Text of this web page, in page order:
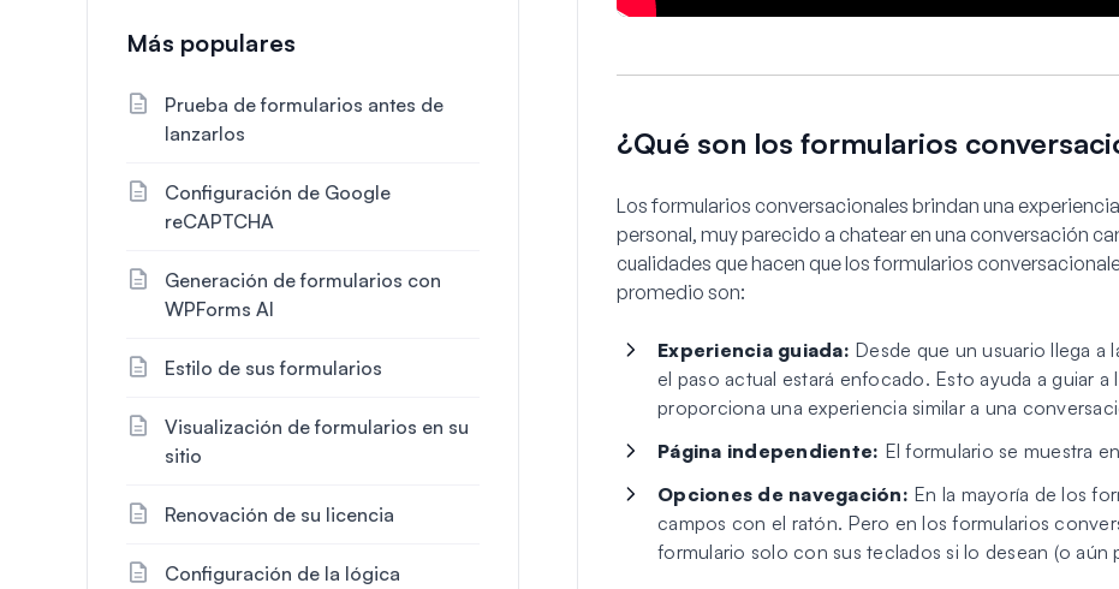
¿Qué son los formularios
Los formularios conversacionales brindan una
personal, muy parecido a chatear en una conversación
cualidades que hacen que los formularios
promedio son:
Experiencia guiada: Desde que un usuario llega a
el paso actual estará enfocado. Esto ayuda a guiar
proporciona una experiencia similar a una
Página independiente: El formulario se muestra
Opciones de navegación: En la mayoría de los
campos con el ratón. Pero en los formularios
formulario solo con sus teclados si lo desean (o aún
Más populares
Prueba de formularios antes de
lanzarlos
Configuración de Google
reCAPTCHA
Generación de formularios con
WPForms AI
Estilo de sus formularios
Visualización de formularios en su
sitio
Renovación de su licencia
Configuración de la lógica